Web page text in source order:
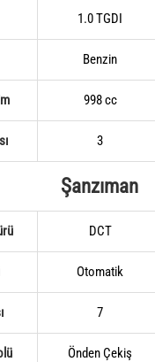
1.0 TGDI
Benzin
998 cc
3
Şanzıman
DCT
Otomatik
7
Önden Çekiş